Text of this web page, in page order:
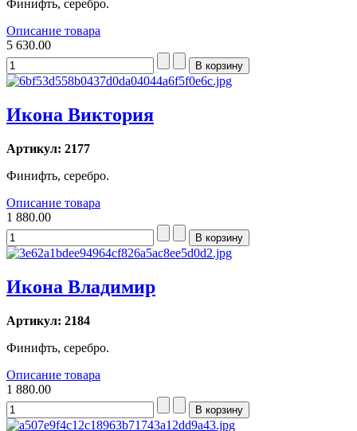
Финифть, серебро.
Описание товара
5 630.00
Икона Виктория
Артикул: 2177
Финифть, серебро.
Описание товара
1 880.00
Икона Владимир
Артикул: 2184
Финифть, серебро.
Описание товара
1 880.00